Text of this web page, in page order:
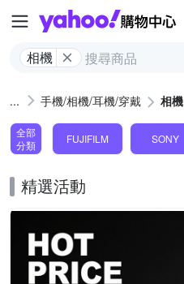
相機
手機/相機/耳機/穿戴 相機
全部
分類
FUJIFILM SONY
精選活動